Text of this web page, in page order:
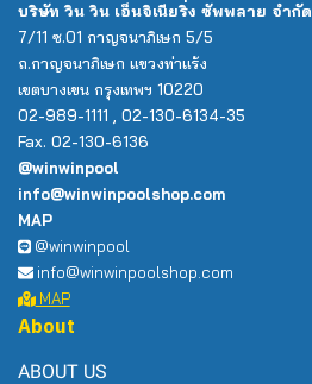
บริษัท วิน วิน เอ็นจิเนียริ่ง ซัพพลาย จำกัด
7/11 ซ.01 กาญจนาภิเษก 5/5
ถ.กาญจนาภิเษก แขวงท่าแร้ง
เขตบางเขน กรุงเทพฯ 10220
02-989-1111 , 02-130-6134-35
Fax. 02-130-6136
@winwinpool
info@winwinpoolshop.com
MAP
@winwinpool
info@winwinpoolshop.com
MAP
About
ABOUT US